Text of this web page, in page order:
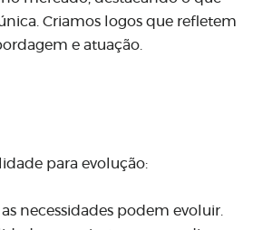
Criamos logos que refletem
e atuação.
para evolução:
necessidades podem evoluir.